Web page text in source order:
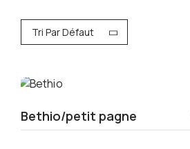
Tri Par Défaut
Bethio/petit pagne